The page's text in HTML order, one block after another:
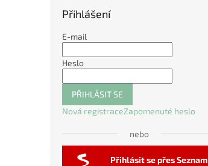
Přihlášení
E-mail
Heslo
PŘIHLÁSIT SE
Nová registraceZapomenuté heslo
nebo
Přihlásit se přes Seznam